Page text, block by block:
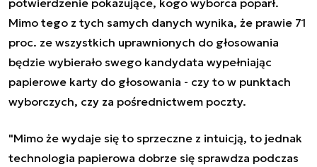
Mimo tego z tych samych danych wynika, że prawie 71
proc. ze wszystkich uprawnionych do głosowania
będzie wybierało swego kandydata wypełniając
papierowe karty do głosowania - czy to w punktach
wyborczych, czy za pośrednictwem poczty.
"Mimo że wydaje się to sprzeczne z intuicją, to jednak
technologia papierowa dobrze się sprawdza podczas